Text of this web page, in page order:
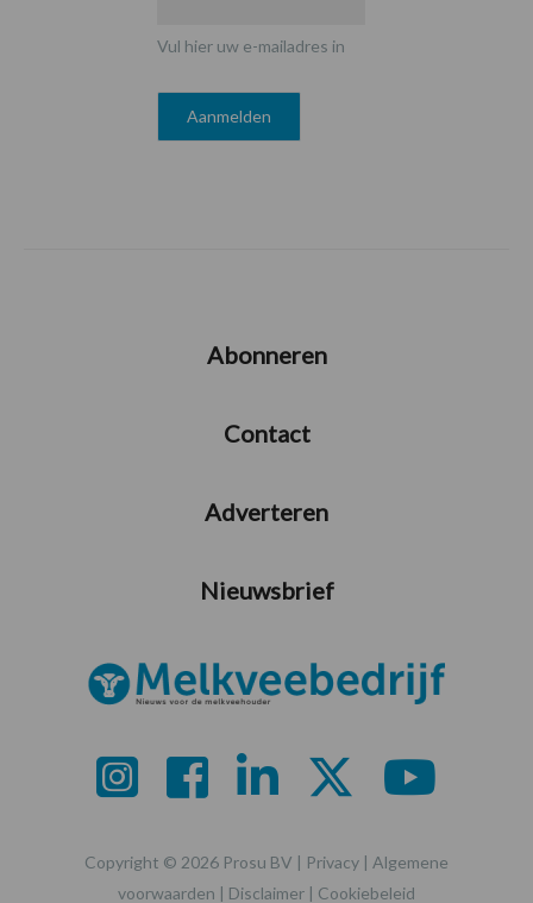
Vul hier uw e-mailadres in
Abonneren
Contact
Adverteren
Nieuwsbrief
Copyright © 2026 Prosu BV | Privacy | Algemene
voorwaarden | Disclaimer | Cookiebeleid